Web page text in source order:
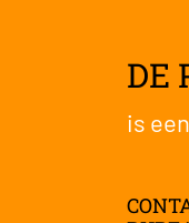
DE
is